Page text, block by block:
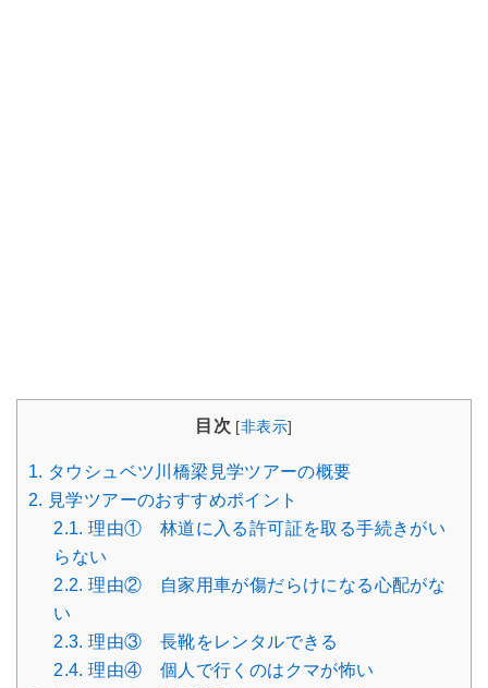
目次 [非表示]
1. タウシュベツ川橋梁見学ツアーの概要
2. 見学ツアーのおすすめポイント
2.1. 理由① 林道に入る許可証を取る手続きがい
らない
2.2. 理由② 自家用車が傷だらけになる心配がな
い
2.3. 理由③ 長靴をレンタルできる
2.4. 理由④ 個人で行くのはクマが怖い